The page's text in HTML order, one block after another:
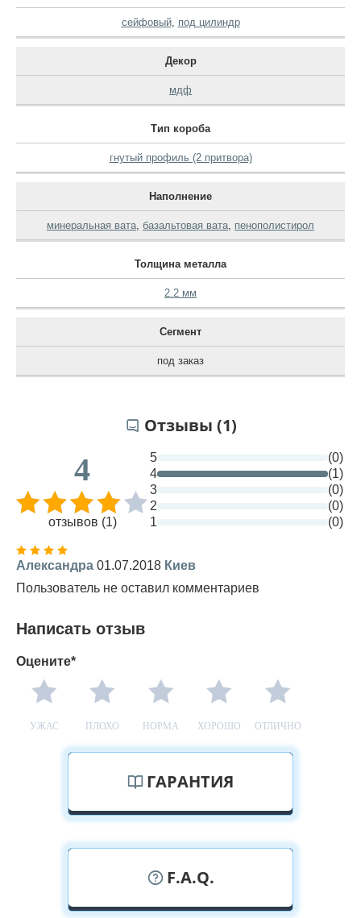
сейфовый, под цилиндр
Декор
мдф
Тип короба
гнутый профиль (2 притвора)
Наполнение
минеральная вата, базальтовая вата, пенополистирол
Толщина металла
2.2 мм
Сегмент
под заказ
Отзывы (1)
4
отзывов (1)
5
(0)
4
(1)
3
(0)
2
(0)
1
(0)
Александра 01.07.2018 Киев
Пользователь не оставил комментариев
Написать отзыв
Оцените*
УЖАС ПЛОХО НОРМА ХОРОШО ОТЛИЧНО
ГАРАНТИЯ
F.A.Q.